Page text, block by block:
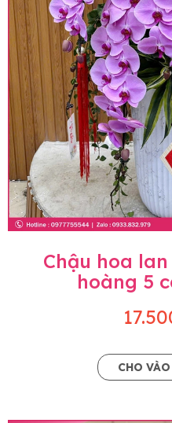
Chậu hoa
hoàng 5
CHO